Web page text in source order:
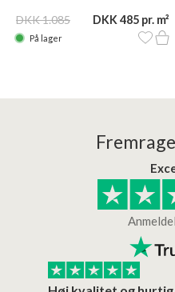
DKK 1.085 DKK 485 pr. m²
På lager